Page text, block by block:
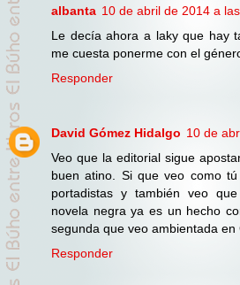
albanta 10 de abril de 2014 a
Le decía ahora a laky que hay
me cuesta ponerme con el
Responder
David Gómez Hidalgo 10 de
Veo que la editorial sigue
buen atino. Si que veo como
portadistas y también veo
novela negra ya es un hecho
segunda que veo ambientada en
Responder